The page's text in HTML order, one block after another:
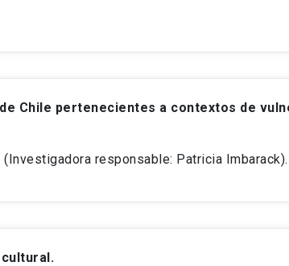
Chile pertenecientes a contextos de
responsable: Patricia Imbarack).